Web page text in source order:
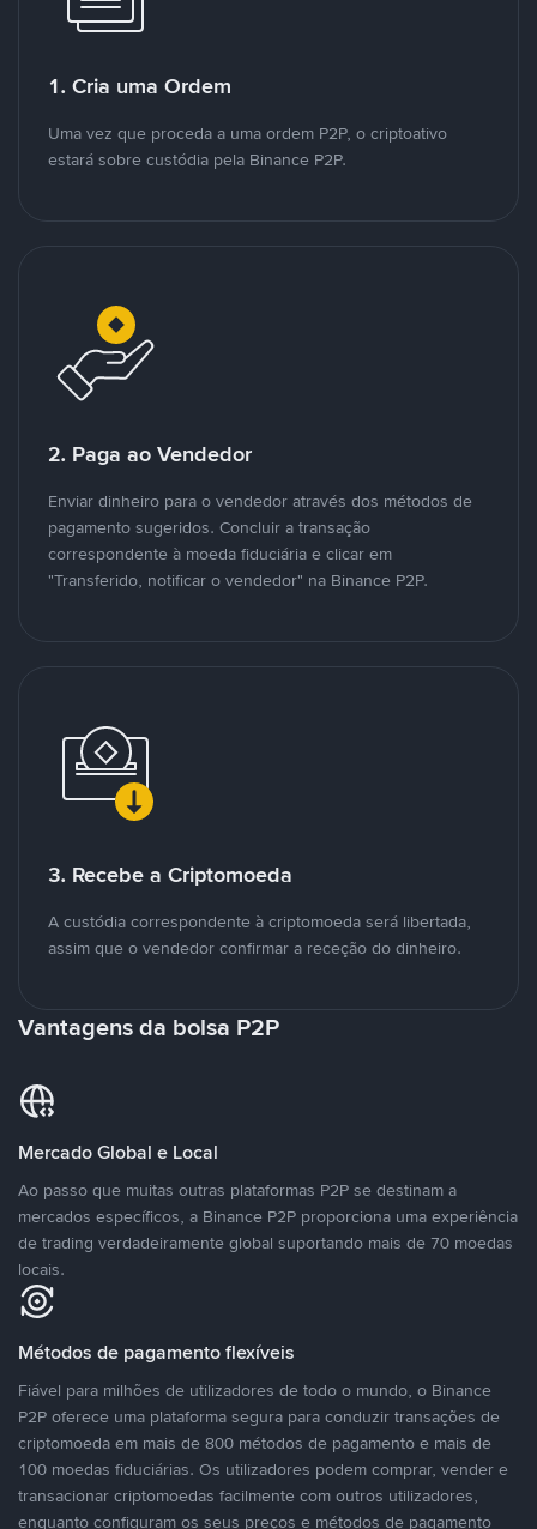
1. Cria uma Ordem
Uma vez que proceda a uma ordem P2P, o criptoativo
estará sobre custódia pela Binance P2P.
2. Paga ao Vendedor
Enviar dinheiro para o vendedor através dos métodos de
pagamento sugeridos. Concluir a transação
correspondente à moeda fiduciária e clicar em
"Transferido, notificar o vendedor" na Binance P2P.
3. Recebe a Criptomoeda
A custódia correspondente à criptomoeda será libertada,
assim que o vendedor confirmar a receção do dinheiro.
Vantagens da bolsa P2P
Mercado Global e Local
Ao passo que muitas outras plataformas P2P se destinam a
mercados específicos, a Binance P2P proporciona uma experiência
de trading verdadeiramente global suportando mais de 70 moedas
locais.
Métodos de pagamento flexíveis
Fiável para milhões de utilizadores de todo o mundo, o Binance
P2P oferece uma plataforma segura para conduzir transações de
criptomoeda em mais de 800 métodos de pagamento e mais de
100 moedas fiduciárias. Os utilizadores podem comprar, vender e
transacionar criptomoedas facilmente com outros utilizadores,
enquanto configuram os seus preços e métodos de pagamento